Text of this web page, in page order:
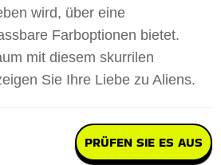
wird, über eine
Farboptionen bietet.
mit diesem skurrilen
Sie Ihre Liebe zu Aliens.
PRÜFEN SIE ES AUS